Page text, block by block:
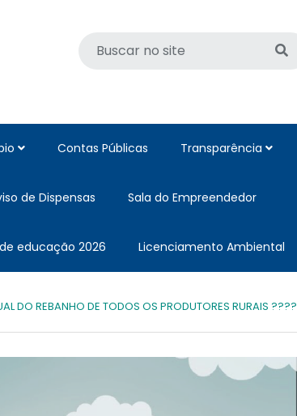
Contas Públicas Transparência
de Dispensas Sala do Empreendedor
educação 2026 Licenciamento Ambiental
DO REBANHO DE TODOS OS PRODUTORES RURAIS ????